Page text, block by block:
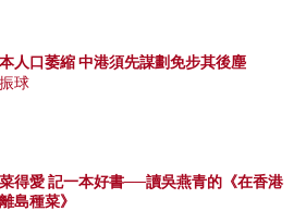
人口萎縮 中港須先謀劃免步其後塵
球
得愛 記一本好書──讀吳燕青的《在香港
島種菜》